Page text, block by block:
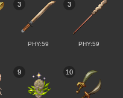
3
PHY:59
3
PHY:59
9 10